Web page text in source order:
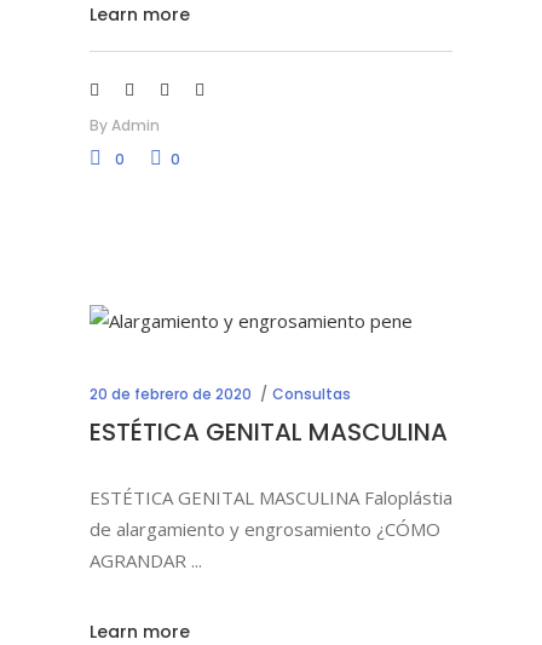
Learn more
ByAdmin
0
0
20 de febrero de 2020 Consultas
ESTÉTICA GENITAL MASCULINA
ESTÉTICA GENITAL MASCULINA Faloplástia
de alargamiento y engrosamiento ¿CÓMO
AGRANDAR
Learn more